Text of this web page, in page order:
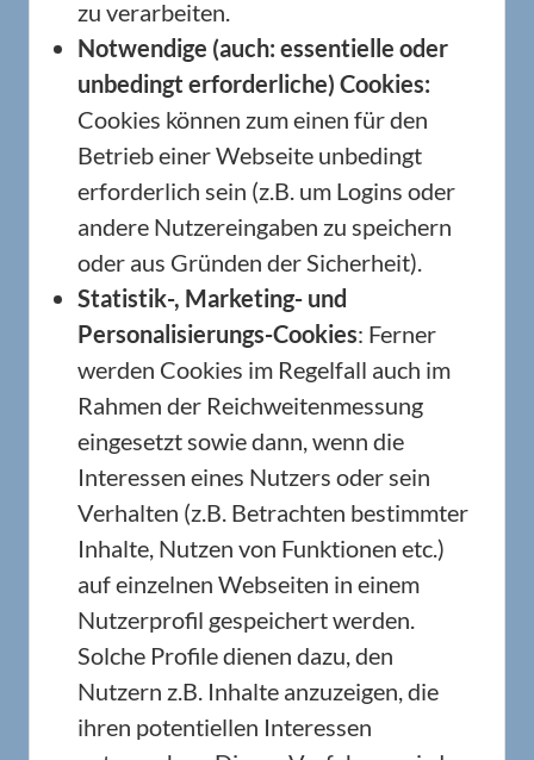
zu verarbeiten.
Notwendige (auch: essentielle oder
unbedingt erforderliche) Cookies:
Cookies können zum einen für den
Betrieb einer Webseite unbedingt
erforderlich sein (z.B. um Logins oder
andere Nutzereingaben zu speichern
oder aus Gründen der Sicherheit).
Statistik-, Marketing- und
Personalisierungs-Cookies: Ferner
werden Cookies im Regelfall auch im
Rahmen der Reichweitenmessung
eingesetzt sowie dann, wenn die
Interessen eines Nutzers oder sein
Verhalten (z.B. Betrachten bestimmter
Inhalte, Nutzen von Funktionen etc.)
auf einzelnen Webseiten in einem
Nutzerprofil gespeichert werden.
Solche Profile dienen dazu, den
Nutzern z.B. Inhalte anzuzeigen, die
ihren potentiellen Interessen